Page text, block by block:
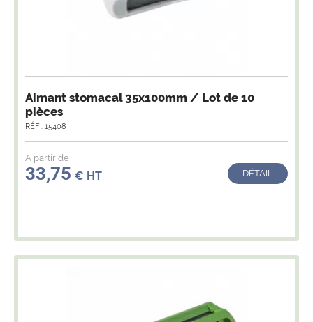
Aimant stomacal 35x100mm / Lot de 10
pièces
RÉF : 15408
A partir de
33,75 € HT DÉTAIL